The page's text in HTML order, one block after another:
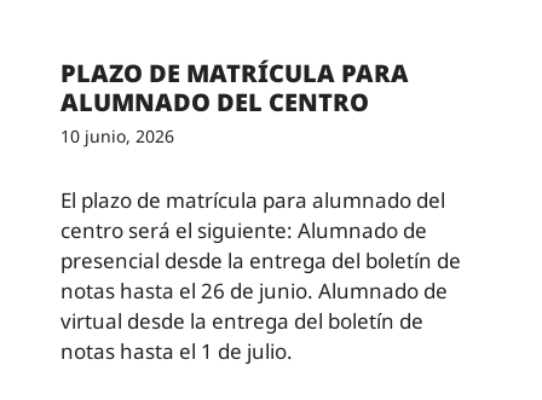
PLAZO DE MATRÍCULA PARA
ALUMNADO DEL CENTRO
10 junio, 2026
El plazo de matrícula para alumnado del
centro será el siguiente: Alumnado de
presencial desde la entrega del boletín de
notas hasta el 26 de junio. Alumnado de
virtual desde la entrega del boletín de
notas hasta el 1 de julio.